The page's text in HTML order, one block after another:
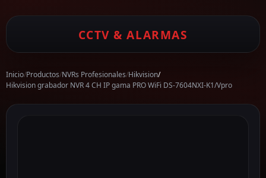
CCTV & ALARMAS
Inicio/Productos/NVRs Profesionales/Hikvision/
Hikvision grabador NVR 4 CH IP gama PRO WiFi DS-7604NXI-K1/Vpro